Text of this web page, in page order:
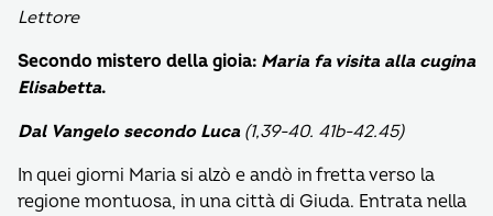
Lettore
Secondo mistero della gioia: Maria fa visita alla cugina
Elisabetta.
Dal Vangelo secondo Luca (1,39-40. 41b-42.45)
In quei giorni Maria si alzò e andò in fretta verso la
regione montuosa, in una città di Giuda. Entrata nella